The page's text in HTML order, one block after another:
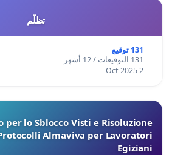
تظلّم
131 توقيع
131 التوقيعات / 12 أشهر
2 Oct 2025
lo Sblocco Visti e Risoluzione
Almaviva per Lavoratori
Egiziani